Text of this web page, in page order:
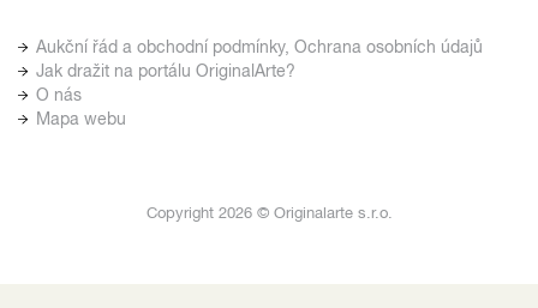
Aukční řád a obchodní podmínky, Ochrana osobních údajů
Jak dražit na portálu OriginalArte?
O nás
Mapa webu
Copyright 2026 © Originalarte s.r.o.